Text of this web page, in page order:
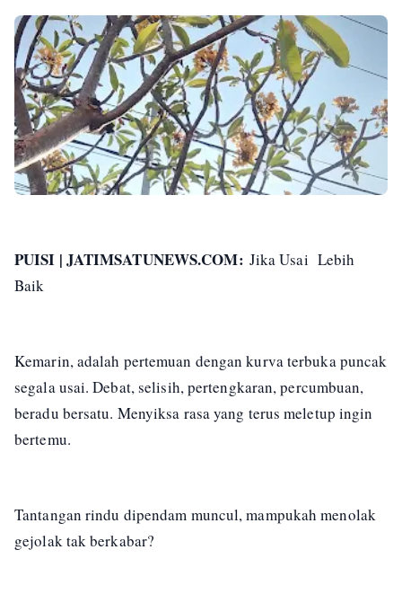
PUISI | JATIMSATUNEWS.COM: Jika Usai Lebih
Baik
Kemarin, adalah pertemuan dengan kurva terbuka puncak
segala usai. Debat, selisih, pertengkaran, percumbuan,
beradu bersatu. Menyiksa rasa yang terus meletup ingin
bertemu.
Tantangan rindu dipendam muncul, mampukah menolak
gejolak tak berkabar?